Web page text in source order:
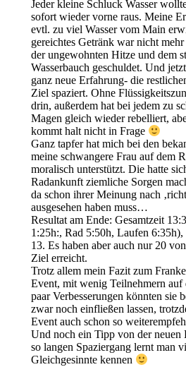
Jeder kleine Schluck Wasser
sofort wieder vorne raus. Meine
evtl. zu viel Wasser vom Main
gereichtes Getränk war nicht
der ungewohnten Hitze und dem
Wasserbauch geschuldet. Und
ganz neue Erfahrung- die
Ziel spaziert. Ohne
drin, außerdem hat bei jedem zu
Magen gleich wieder rebelliert,
kommt halt nicht in Frage
Ganz tapfer hat mich bei den
meine schwangere Frau auf dem
moralisch unterstützt. Die hatte
Radankunft ziemliche Sorgen
da schon ihrer Meinung nach
ausgesehen haben muss…
Resultat am Ende: Gesamtzeit
1:25h:, Rad 5:50h, Laufen 6:35h),
13. Es haben aber auch nur 20
Ziel erreicht.
Trotz allem mein Fazit zum
Event, mit wenig Teilnehmern auf
paar Verbesserungen könnten sie
zwar noch einfließen lassen,
Event auch schon so
Und noch ein Tipp von der neuen
so langen Spaziergang lernt man
Gleichgesinnte kennen